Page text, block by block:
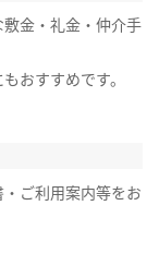
金・礼金・仲介手
おすすめです。
ご利用案内等をお